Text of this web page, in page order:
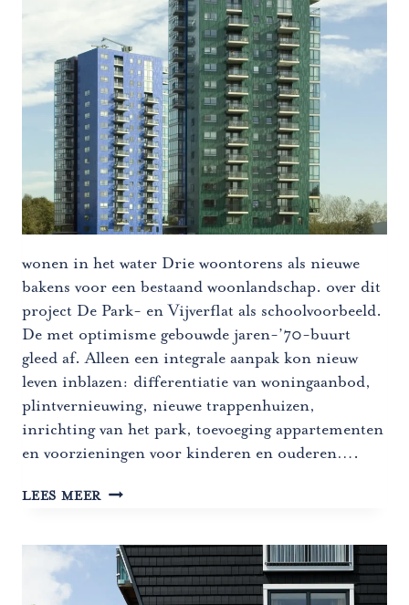
wonen in het water Drie woontorens als nieuwe
bakens voor een bestaand woonlandschap. over dit
project De Park- en Vijverflat als schoolvoorbeeld.
De met optimisme gebouwde jaren-’70-buurt
gleed af. Alleen een integrale aanpak kon nieuw
leven inblazen: differentiatie van woningaanbod,
plintvernieuwing, nieuwe trappenhuizen,
inrichting van het park, toevoeging appartementen
en voorzieningen voor kinderen en ouderen….
LEES MEER WONEN
WATER